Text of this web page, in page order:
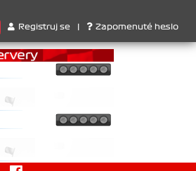
- 1. Jan Nováček , 2. Martin
Registruj se Zapomenuté heslo